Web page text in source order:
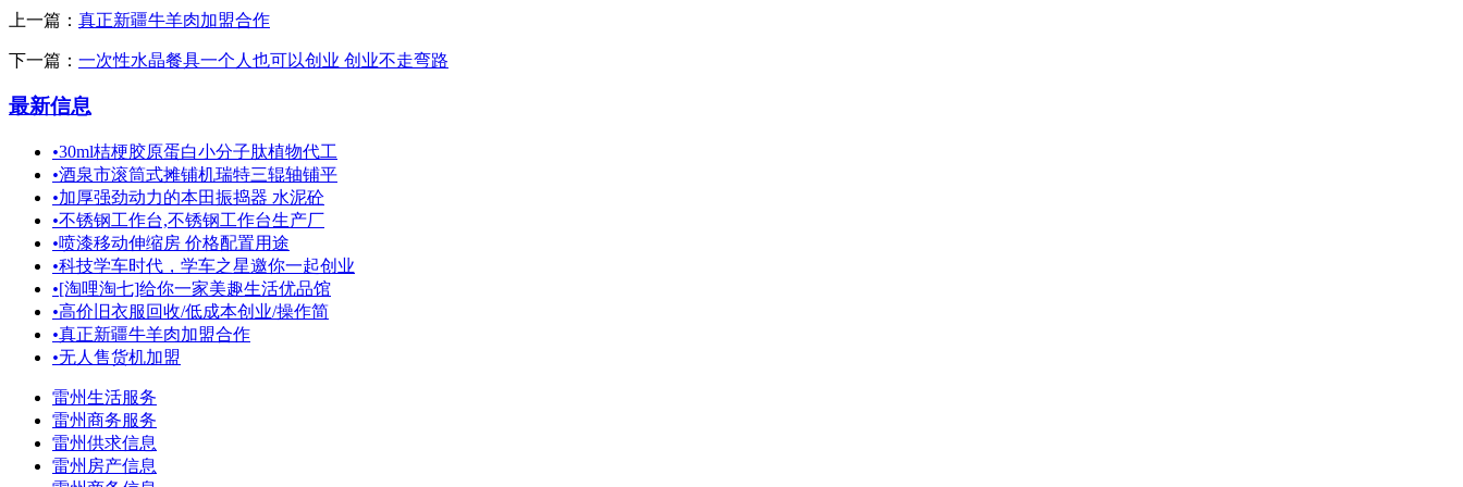
上一篇： 真正新疆牛羊肉加盟合作
下一篇： 一次性水晶餐具一个人也可以创业 创业不走弯路
最新信息
•30ml桔梗胶原蛋白小分子肽植物代工
•酒泉市滚筒式摊铺机瑞特三辊轴铺平
•加厚强劲动力的本田振捣器 水泥砼
•不锈钢工作台,不锈钢工作台生产厂
•喷漆移动伸缩房 价格配置用途
•科技学车时代，学车之星邀你一起创业
•[淘哩淘七]给你一家美趣生活优品馆
•高价旧衣服回收/低成本创业/操作简
•真正新疆牛羊肉加盟合作
•无人售货机加盟
雷州生活服务
雷州商务服务
雷州供求信息
雷州房产信息